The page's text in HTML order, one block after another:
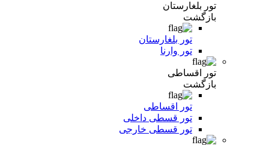
تور بلغارستان
بازگشت
تور بلغارستان
تور وارنا
تور اقساطی
بازگشت
تور اقساطی
تور قسطی داخلی
تور قسطی خارجی